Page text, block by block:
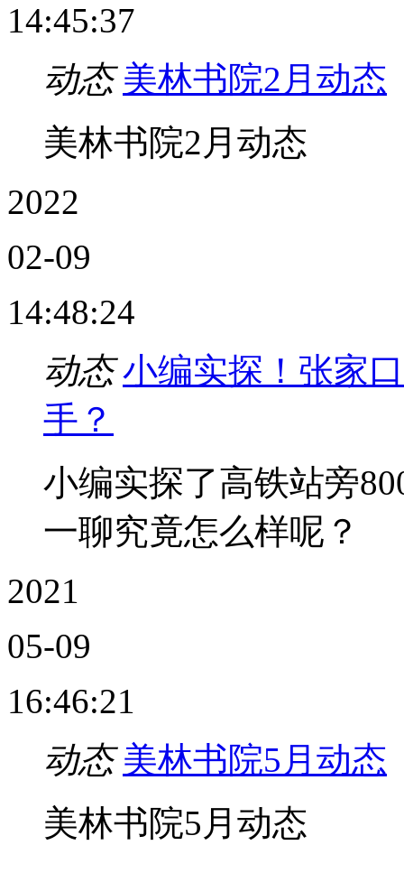
14:45:37
动态 美林书院2月动态
美林书院2月动态
2022
02-09
14:48:24
动态 小编实探！张家
手？
小编实探了高铁站旁
一聊究竟怎么样呢？
2021
05-09
16:46:21
动态 美林书院5月动态
美林书院5月动态